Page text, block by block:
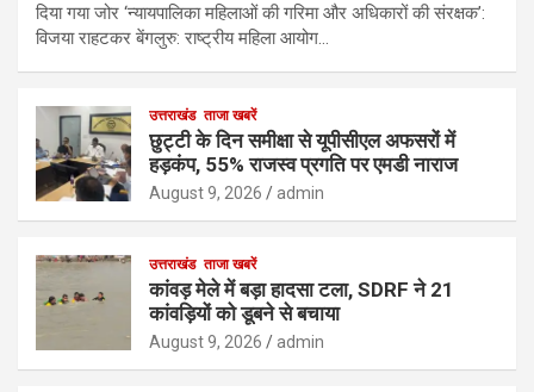
दिया गया जोर ‘न्यायपालिका महिलाओं की गरिमा और अधिकारों की संरक्षक’:
विजया राहटकर बेंगलुरु: राष्ट्रीय महिला आयोग…
उत्तराखंड ताजा खबरें
छुट्टी के दिन समीक्षा से यूपीसीएल अफसरों में
हड़कंप, 55% राजस्व प्रगति पर एमडी नाराज
August 9, 2026 admin
उत्तराखंड ताजा खबरें
कांवड़ मेले में बड़ा हादसा टला, SDRF ने 21
कांवड़ियों को डूबने से बचाया
August 9, 2026 admin